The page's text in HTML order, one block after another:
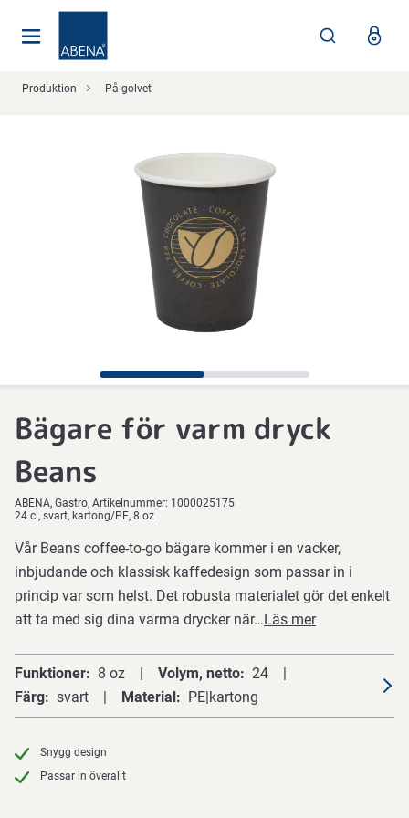
Produktion På golvet
Bägare för varm dryck
Beans
ABENA Gastro Artikelnummer: 1000025175
24 cl, svart, kartong/PE, 8 oz
Vår Beans coffee-to-go bägare kommer i en vacker,
inbjudande och klassisk kaffedesign som passar in i
princip var som helst. Det robusta materialet gör det enkelt
att ta med sig dina varma drycker när…Läs mer
Funktioner 8 oz Volym, netto
24
Färg
svart Material PE|kartong
Snygg design
Passar in överallt